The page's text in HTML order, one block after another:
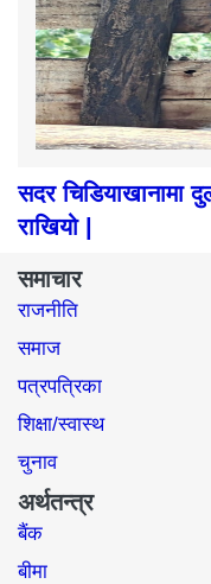
सदर चिडियाखानामा
राखियो |
समाचार
राजनीति
समाज​
पत्रपत्रिका
शिक्षा/स्वास्थ
चुनाव
अर्थतन्त्र
बैंक
बीमा